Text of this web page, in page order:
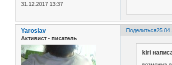
31.12.2017 13:37
Поделиться
Yaroslav
Активист - писатель
kiri